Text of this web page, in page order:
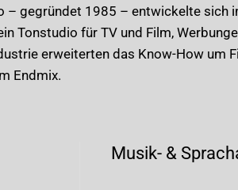
– gegründet 1985 – entwickelte sich
Tonstudio für TV und Film,
erweiterten das Know-How um
Endmix.
Musik- &